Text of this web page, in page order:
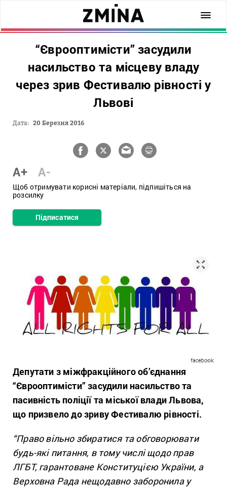
“Єврооптимісти” засудили
насильство та місцеву владу
через зрив Фестивалю рівності у
Львові
Дата: 20 Березня 2016
A+ A-
Щоб отримувати корисні матеріали, підпишіться на
розсилку
Підписатися
Депутати з міжфракційного об’єднання
“Єврооптимісти” засудили насильство та
пасивність поліції та міської влади Львова,
що призвело до зриву Фестивалю рівності.
“Право вільно збиратися та обговорювати
будь-які питання, в тому числі щодо прав
ЛГБТ, гарантоване Конституцією України, а
Верховна Рада нещодавно заборонила у